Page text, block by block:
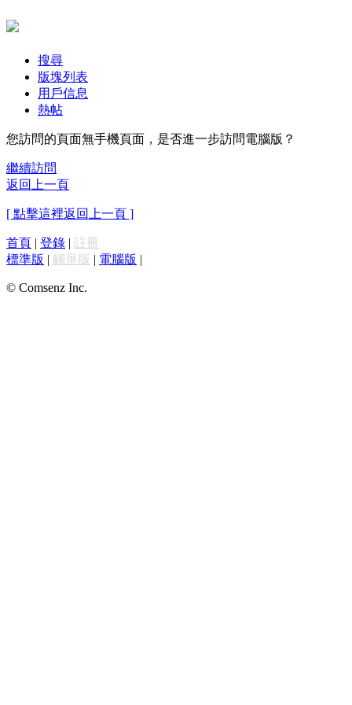
搜尋
版塊列表
用戶信息
熱帖
您訪問的頁面無手機頁面，是否進一步訪問電腦版？
繼續訪問
返回上一頁
[ 點擊這裡返回上一頁 ]
首頁 | 登錄 | 註冊
標準版 | 觸屏版 | 電腦版 |
© Comsenz Inc.